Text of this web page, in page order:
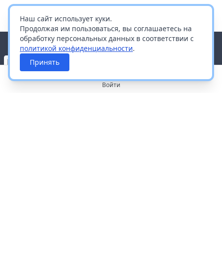
Наш сайт использует куки.
Продолжая им пользоваться, вы соглашаетесь на
обработку персональных данных в соответствии с
политикой конфиденциальности.
Принять
Войти